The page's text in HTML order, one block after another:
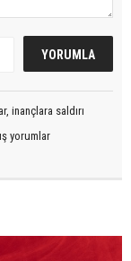
inançlara saldırı
yorumlar